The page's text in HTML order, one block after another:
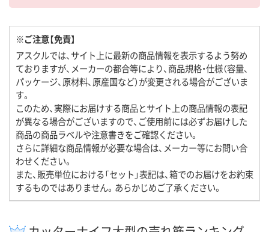
※ご注意【免責】
アスクルでは、サイト上に最新の商品情報を表示するよう努め
ておりますが、メーカーの都合等により、商品規格・仕様（容量、
パッケージ、原材料、原産国など）が変更される場合がございま
す。
このため、実際にお届けする商品とサイト上の商品情報の表記
が異なる場合がございますので、ご使用前には必ずお届けした
商品の商品ラベルや注意書きをご確認ください。
さらに詳細な商品情報が必要な場合は、メーカー等にお問い合
わせください。
また、販売単位における「セット」表記は、箱でのお届けをお約束
するものではありません。あらかじめご了承ください。